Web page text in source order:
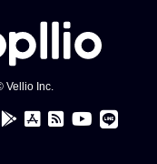
Vellio Inc.